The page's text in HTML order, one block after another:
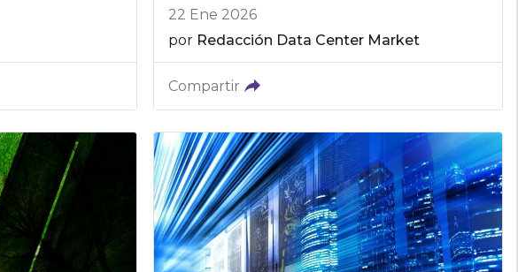
22 Ene 2026
por Redacción Data Center Market
Compartir